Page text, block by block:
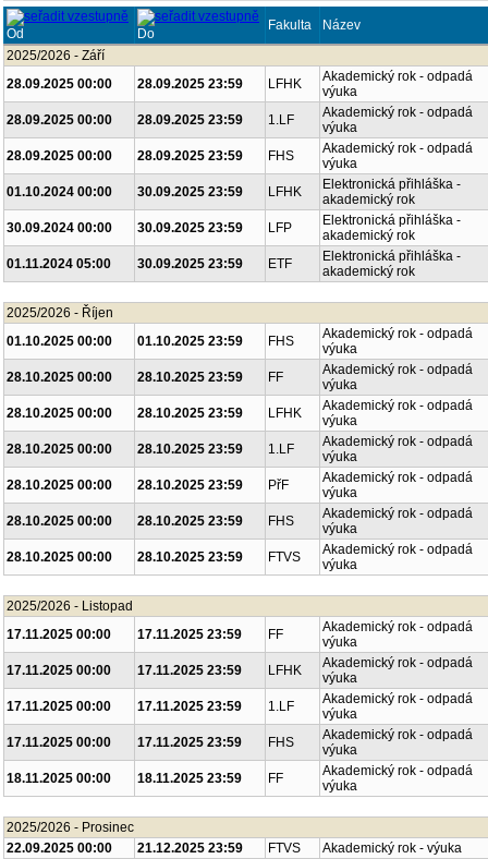
Od Do
Fakulta
Název
2025/2026 - Září
28.09.2025 00:00
28.09.2025 23:59 LFHK
Akademický rok - odpadá
výuka
28.09.2025 00:00
28.09.2025 23:59 1.LF
Akademický rok - odpadá
výuka
28.09.2025 00:00
28.09.2025 23:59 FHS
Akademický rok - odpadá
výuka
01.10.2024 00:00
30.09.2025 23:59 LFHK
Elektronická přihláška -
akademický rok
30.09.2024 00:00
30.09.2025 23:59 LFP
Elektronická přihláška -
akademický rok
01.11.2024 05:00
30.09.2025 23:59 ETF
Elektronická přihláška -
akademický rok
2025/2026 - Říjen
01.10.2025 00:00
01.10.2025 23:59 FHS
Akademický rok - odpadá
výuka
28.10.2025 00:00
28.10.2025 23:59 FF
Akademický rok - odpadá
výuka
28.10.2025 00:00
28.10.2025 23:59 LFHK
Akademický rok - odpadá
výuka
28.10.2025 00:00
28.10.2025 23:59 1.LF
Akademický rok - odpadá
výuka
28.10.2025 00:00
28.10.2025 23:59 PřF
Akademický rok - odpadá
výuka
28.10.2025 00:00
28.10.2025 23:59 FHS
Akademický rok - odpadá
výuka
28.10.2025 00:00
28.10.2025 23:59 FTVS
Akademický rok - odpadá
výuka
2025/2026 - Listopad
17.11.2025 00:00
17.11.2025 23:59 FF
Akademický rok - odpadá
výuka
17.11.2025 00:00
17.11.2025 23:59 LFHK
Akademický rok - odpadá
výuka
17.11.2025 00:00
17.11.2025 23:59 1.LF
Akademický rok - odpadá
výuka
17.11.2025 00:00
17.11.2025 23:59 FHS
Akademický rok - odpadá
výuka
18.11.2025 00:00
18.11.2025 23:59 FF
Akademický rok - odpadá
výuka
2025/2026 - Prosinec
22.09.2025 00:00
21.12.2025 23:59 FTVS Akademický rok - výuka